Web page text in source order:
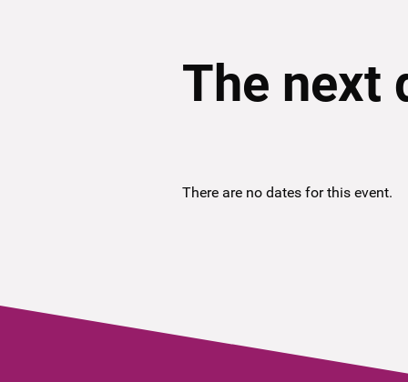
The next
There are no dates for this event.